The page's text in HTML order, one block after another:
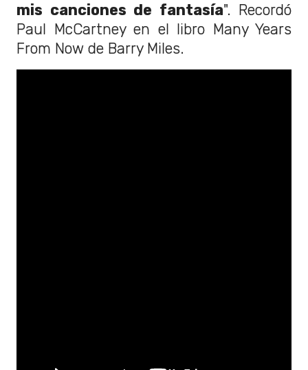
mis canciones de fantasía". Recordó
Paul McCartney en el libro Many Years
From Now de Barry Miles.